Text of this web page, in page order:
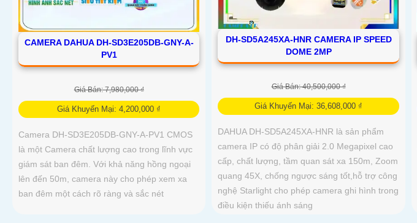
CAMERA DAHUA DH-SD3E205DB-GNY-A-
PV1
Giá Bán: 7,980,000 ₫
Giá Khuyến Mại: 4,200,000 ₫
Camera DH-SD3E205DB-GNY-A-PV1 CMOS
là một Camera chất lượng cao trong lĩnh vực
giám sát ban đêm. Với khả năng hồng ngoại
lên đến 50m, camera này cho phép xem xa
ban đêm một cách rõ ràng và sắc nét
DH-SD5A245XA-HNR CAMERA IP SPEED
DOME 2MP
Giá Bán: 40,500,000 ₫
Giá Khuyến Mại: 36,608,000 ₫
DAHUA DH-SD5A245XA-HNR là sản phẩm
camera IP có độ phân giải 2.0 Megapixel cao
cấp, chất lượng, tầm quan sát xa 150m, Zoom
quang 45X, chống ngược sáng tốt,hỗ trợ công
nghệ Starlight cho phép camera ghi hình trong
điều kiện thiếu ánh sáng